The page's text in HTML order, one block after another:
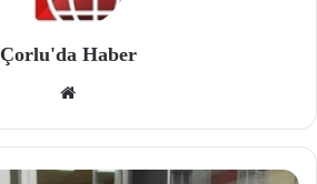
Çorlu'da Haber
site
si